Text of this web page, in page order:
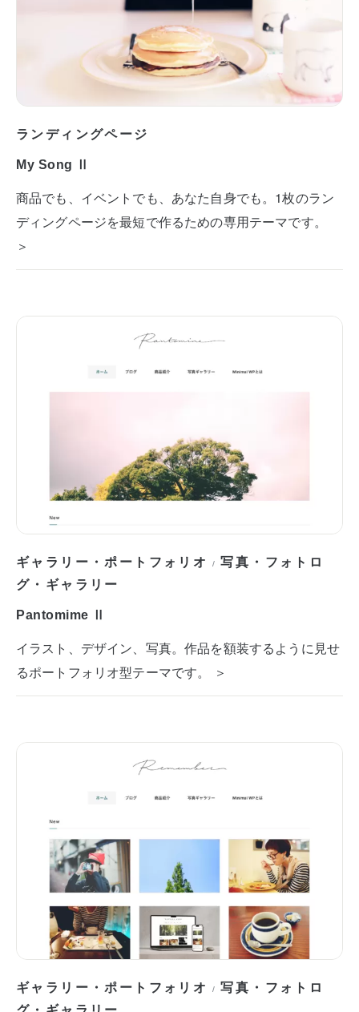
ランディングページ
My Song Ⅱ
商品でも、イベントでも、あなた自身でも。1枚のラン
ディングページを最短で作るための専用テーマです。
＞
ギャラリー・ポートフォリオ /写真・フォトロ
グ・ギャラリー
Pantomime Ⅱ
イラスト、デザイン、写真。作品を額装するように見せ
るポートフォリオ型テーマです。 ＞
ギャラリー・ポートフォリオ /写真・フォトロ